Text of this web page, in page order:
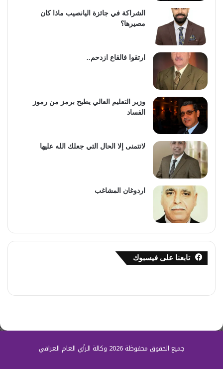
الشراكة في جائزة اليانصيب ماذا كان
مصيرها؟
ارتقوا فالقاع ازدحم..
وزير التعليم العالي يطيح برمز من رموز
الفساد
لاتتمنى إلا الحال التي جعلك الله عليها
اردوغان المشاغب
تابعنا على فيسبوك
جميع الحقوق محفوظة 2026 وكالة الرأي العام العراقي